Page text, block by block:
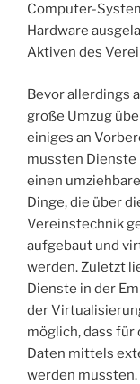
Computer-
Hardware
Aktiven des
Bevor allerdings
große Umzug
einiges an
mussten Dienste
einen
Dinge, die über
Vereinstechnik
aufgebaut und
werden. Zuletzt
Dienste in der
der
möglich, dass für
Daten mittels
werden